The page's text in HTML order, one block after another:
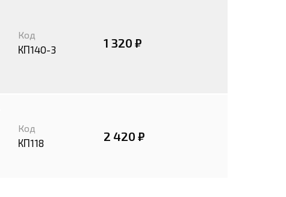
Код
КП140-3 1 320 ₽
Код
КП118 2 420 ₽